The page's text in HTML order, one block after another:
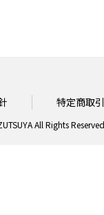
特定商取
All Rights